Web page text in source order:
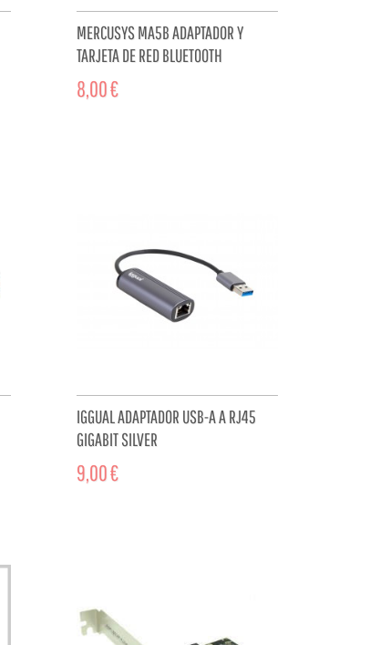
MERCUSYS MA5B ADAPTADOR Y
TARJETA DE RED BLUETOOTH
8,00 €
IGGUAL ADAPTADOR USB-A A RJ45
GIGABIT SILVER
9,00 €